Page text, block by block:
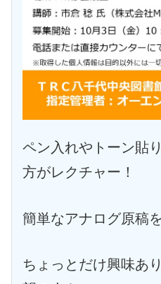
ペン入れやトーン貼
方がレクチャー！
簡単なアナログ原稿
ちょっとだけ興味あ